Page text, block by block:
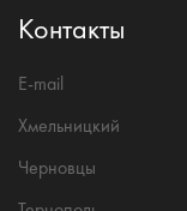
Контакты
E-mail
Хмельницкий
Черновцы